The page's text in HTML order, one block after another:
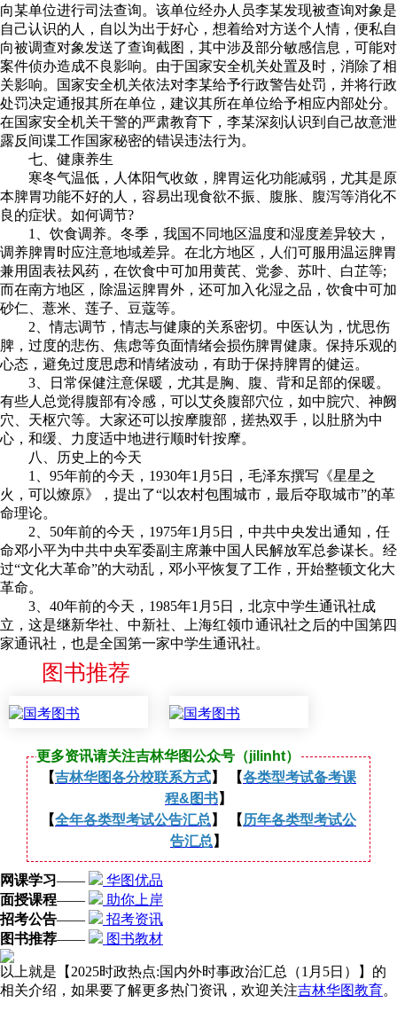
向某单位进行司法查询。该单位经办人员李某发现被查询对象是
自己认识的人，自以为出于好心，想着给对方送个人情，便私自
向被调查对象发送了查询截图，其中涉及部分敏感信息，可能对
案件侦办造成不良影响。由于国家安全机关处置及时，消除了相
关影响。国家安全机关依法对李某给予行政警告处罚，并将行政
处罚决定通报其所在单位，建议其所在单位给予相应内部处分。
在国家安全机关干警的严肃教育下，李某深刻认识到自己故意泄
露反间谍工作国家秘密的错误违法行为。
七、健康养生
寒冬气温低，人体阳气收敛，脾胃运化功能减弱，尤其是原
本脾胃功能不好的人，容易出现食欲不振、腹胀、腹泻等消化不
良的症状。如何调节?
1、饮食调养。冬季，我国不同地区温度和湿度差异较大，
调养脾胃时应注意地域差异。在北方地区，人们可服用温运脾胃
兼用固表祛风药，在饮食中可加用黄芪、党参、苏叶、白芷等;
而在南方地区，除温运脾胃外，还可加入化湿之品，饮食中可加
砂仁、薏米、莲子、豆蔻等。
2、情志调节，情志与健康的关系密切。中医认为，忧思伤
脾，过度的悲伤、焦虑等负面情绪会损伤脾胃健康。保持乐观的
心态，避免过度思虑和情绪波动，有助于保持脾胃的健运。
3、日常保健注意保暖，尤其是胸、腹、背和足部的保暖。
有些人总觉得腹部有冷感，可以艾灸腹部穴位，如中脘穴、神阙
穴、天枢穴等。大家还可以按摩腹部，搓热双手，以肚脐为中
心，和缓、力度适中地进行顺时针按摩。
八、历史上的今天
1、95年前的今天，1930年1月5日，毛泽东撰写《星星之
火，可以燎原》，提出了“以农村包围城市，最后夺取城市”的革
命理论。
2、50年前的今天，1975年1月5日，中共中央发出通知，任
命邓小平为中共中央军委副主席兼中国人民解放军总参谋长。经
过“文化大革命”的大动乱，邓小平恢复了工作，开始整顿文化大
革命。
3、40年前的今天，1985年1月5日，北京中学生通讯社成
立，这是继新华社、中新社、上海红领巾通讯社之后的中国第四
家通讯社，也是全国第一家中学生通讯社。
图书推荐
更多资讯请关注吉林华图公众号（jilinht）
【吉林华图各分校联系方式】 【各类型考试备考课
程&图书】
【全年各类型考试公告汇总 】 【 历年各类型考试公
告汇总 】
网课学习——
华图优品
面授课程——
助你上岸
招考公告——
招考资讯
图书推荐—— 图书教材
以上就是【2025时政热点:国内外时事政治汇总（1月5日）】的
相关介绍，如果要了解更多热门资讯，欢迎关注吉林华图教育。